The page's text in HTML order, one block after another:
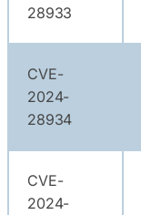
28933
CVE-
2024-
28934
CVE-
2024-